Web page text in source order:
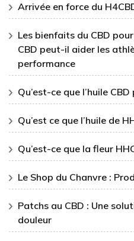
Arrivée en force du
Les bienfaits du CBD
CBD peut-il aider les
performance
Qu’est-ce que l’huile
Qu’est ce que l’huile de
Qu’est-ce que la fleur
Le Shop du Chanvre :
Patchs au CBD : Une
douleur